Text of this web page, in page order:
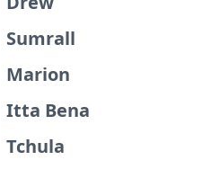
Sumrall
Marion
Itta Bena
Tchula